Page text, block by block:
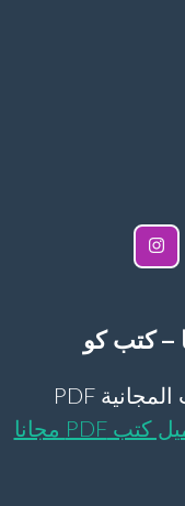
موقع كتب كو لـ تحميل الكتب المجانية PDF
تحميل كتب PDF مجانا